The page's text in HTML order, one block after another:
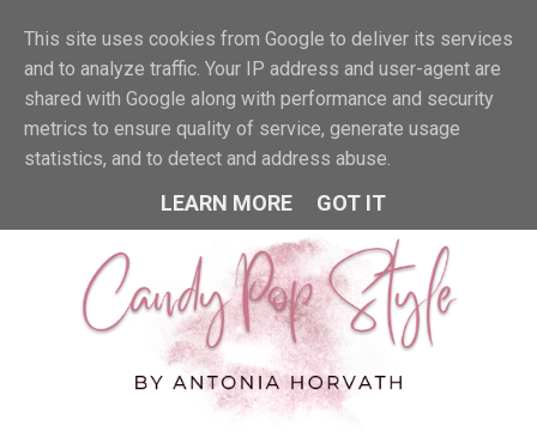
MENU
This site uses cookies from Google to deliver its services
and to analyze traffic. Your IP address and user-agent are
shared with Google along with performance and security
metrics to ensure quality of service, generate usage
statistics, and to detect and address abuse.
LEARN MORE GOT IT